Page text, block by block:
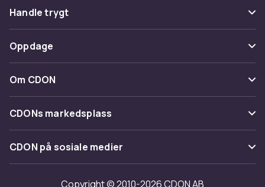
Vanlige spørsmål
Spor pakke
Angre & returner her
Kontakt oss
Handle trygt
Betaling
Levering
Tilbakekallinger
Oppdage
Kategorier
Varemerker
Om CDON
Om oss
Kundeanmeldelser
Jobbe på CDON
Investor relations
CDONs markedsplass
Merchant Help Center
CDON på sosiale medier
Copyright © 2010-2026 CDON AB